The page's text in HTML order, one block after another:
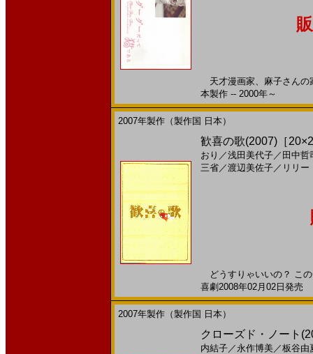
天才漫画家、麻子さん
本製作 -- 2000年～
2007年製作（製作国 日本）
歓喜の歌(2007)［
おり ／浅田美代子／ 田中哲
三省／渡辺美佐子／ リリー
どうすりゃいいの？ こ
喜劇2008年02月02日発
2007年製作（製作国 日本）
クローズド・ノート
内結子／永作博美／板谷由